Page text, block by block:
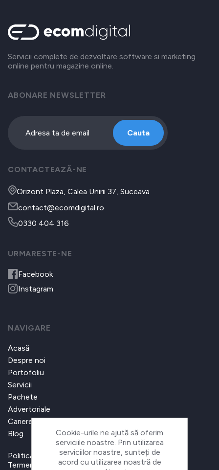
Servicii complete de dezvoltare software si marketing
online pentru magazine online.
ABONARE NEWSLETTER
Cauta
CONTACTEAZĂ-NE
Orizont Plaza, Calea Unirii 37, Suceava
contact@ecomdigital.ro
0330 404 316
URMARESTE-NE
Facebook
Instagram
NAVIGARE
Acasă
Despre noi
Portofoliu
Servicii
Pachete
Advertoriale
Cariere
Blog
Politica de confidențialitate
Termeni și condiții
Cookie-urile ne ajută să oferim
serviciile noastre. Prin utilizarea
serviciilor noastre, sunteți de
acord cu utilizarea noastră de